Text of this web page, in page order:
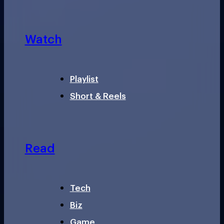
Watch
Playlist
Short & Reels
Read
Tech
Biz
Game